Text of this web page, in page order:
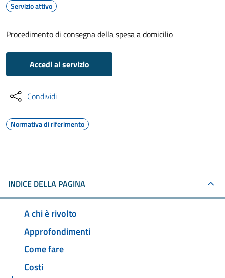
Servizio attivo
Procedimento di consegna della spesa a domicilio
Accedi al servizio
Condividi
Normativa di riferimento
INDICE DELLA PAGINA
A chi è rivolto
Approfondimenti
Come fare
Costi